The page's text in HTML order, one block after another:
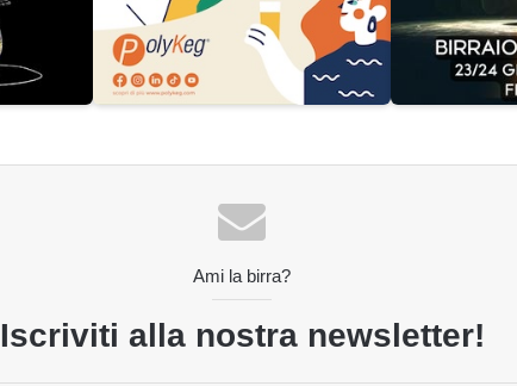
Ami la birra?
Iscriviti alla nostra newsletter!